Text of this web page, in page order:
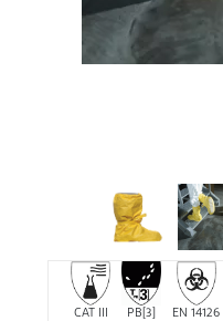
CAT III PB[3] EN 14126